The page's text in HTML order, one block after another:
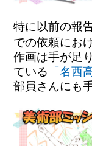
特に以前の報
での依頼にお
作画は手が足
ている
「名西
部員さんにも